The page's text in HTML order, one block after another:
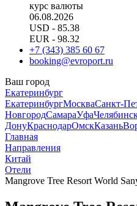
курс валюты
06.08.2026
USD - 85.38
EUR - 98.32
+7 (343) 385 60 67
booking@evroport.ru
Ваш город
Екатеринбург
ЕкатеринбургМоскваСанкт-
НовгородСамараУфа
ДонуКраснодарОмскКазань
Главная
Направления
Китай
Отели
Mangrove Tree Resort World